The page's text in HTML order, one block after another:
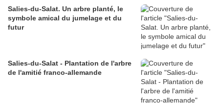
Salies-du-Salat. Un arbre planté, le
symbole amical du jumelage et du
futur
Salies-du-Salat - Plantation de l'arbre
de l'amitié franco-allemande